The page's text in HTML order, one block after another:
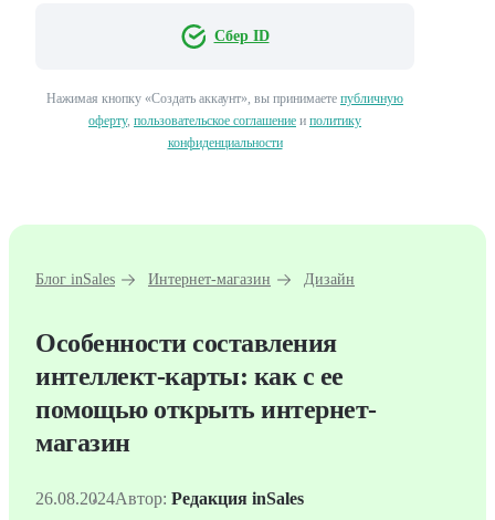
Сбер ID
Нажимая кнопку «Создать аккаунт», вы принимаете публичную
оферту, пользовательское соглашение и политику
конфиденциальности
Блог inSales Интернет-магазин Дизайн
Особенности составления
интеллект-карты: как с ее
помощью открыть интернет-
магазин
26.08.2024Автор: Редакция inSales